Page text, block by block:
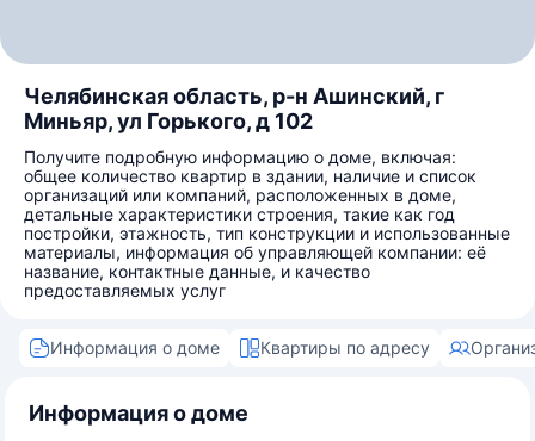
Челябинская область, р-н Ашинский, г
Миньяр, ул Горького, д 102
Получите подробную информацию о доме, включая:
общее количество квартир в здании, наличие и список
организаций или компаний, расположенных в доме,
детальные характеристики строения, такие как год
постройки, этажность, тип конструкции и использованные
материалы, информация об управляющей компании: её
название, контактные данные, и качество
предоставляемых услуг
Информация о доме Квартиры по адресу
Информация о доме